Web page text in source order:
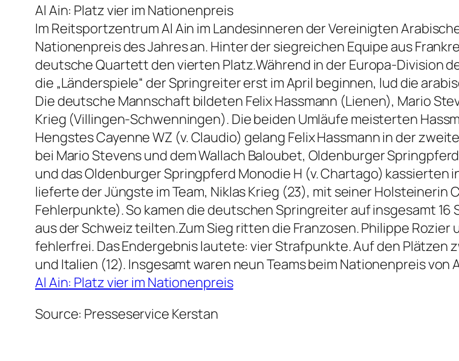
Al Ain: Platz vier im Nationenpreis
Im Reitsportzentrum Al Ain im Landesinneren der Vereinigten
Nationenpreis des Jahres an. Hinter der siegreichen Equipe aus
deutsche Quartett den vierten Platz.Während in der Europa-Division
die „Länderspiele“ der Springreiter erst im April beginnen, lud die
Die deutsche Mannschaft bildeten Felix Hassmann (Lienen), Mario
Krieg (Villingen-Schwenningen). Die beiden Umläufe meisterten
Hengstes Cayenne WZ (v. Claudio) gelang Felix Hassmann in der
bei Mario Stevens und dem Wallach Baloubet, Oldenburger
und das Oldenburger Springpferd Monodie H (v. Chartago) kassierten
lieferte der Jüngste im Team, Niklas Krieg (23), mit seiner
Fehlerpunkte). So kamen die deutschen Springreiter auf insgesamt
aus der Schweiz teilten.Zum Sieg ritten die Franzosen. Philippe
fehlerfrei. Das Endergebnis lautete: vier Strafpunkte. Auf den Plätzen
und Italien (12). Insgesamt waren neun Teams beim Nationenpreis von
Al Ain: Platz vier im Nationenpreis
Source: Presseservice Kerstan